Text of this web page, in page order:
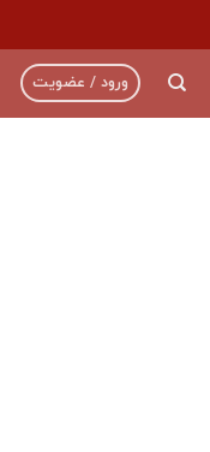
ورود / عضویت